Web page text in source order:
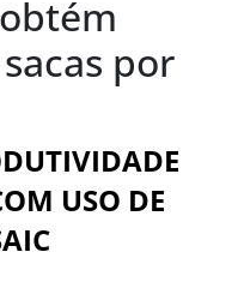
por
USO DE